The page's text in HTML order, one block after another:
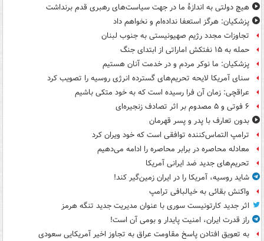
هیچ دولتی به اندازۀ ما در جهت سیاست‌های رهبری قدم برنداشت
پزشکیان: هرگز استعفا نداده‌ام و نخواهم داد
تجاوزات مجدد رژیم صهیونیستی به جنوب لبنان
حمله به ۱۵ نفتکش‌ اماراتی از ابتدای جنگ
پزشکیان: ما نوکر مردم و در خدمت آنان هستیم
سنای آمریکا لایحه تحریم‌های گسترده انرژی روسیه را تصویب کرد
عراقچی: زمان آن فرا رسیده است که به خود متکی باشیم
۶ فوتی و ۵ مصدوم بر اثر تصادف زنجیره‌ای
بدون تعارف با پدر و پسر قهرمان
ترامپ التماس‌کننده توافقی است که خود ویران کرد
معادله محاصره در برابر محاصره را ادامه می‌دهیم
تحریم‌های جدید ضد ایرانی آمریکا
شاید روسیه، آمریکا را در ایران زمین‌گیر کند!
واکنش بقائی به خیالبافی ترامپ
اثر جدید کارتونیست سوری با عنوان مدیریت جدید تنگه هرمز
راز قدرت ایران، امنیت پایدار و بومی آن است!
به تعویق افتادن پاسخ مقاومت عراق به تجاوز اخیر آمریکایی سعودی